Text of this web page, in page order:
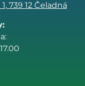
739 12 Čeladná